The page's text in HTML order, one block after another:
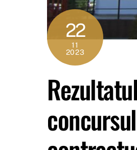
22
11
2023